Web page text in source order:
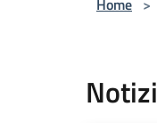
Home >